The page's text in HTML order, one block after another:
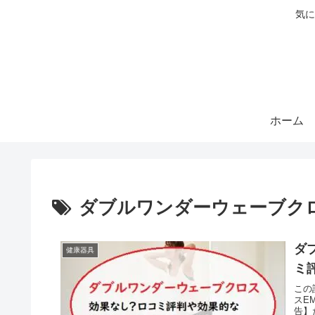
気
ホーム
ダブルワンダーウェーブク
健康器具
ダ
ミ
こ
ス
告】